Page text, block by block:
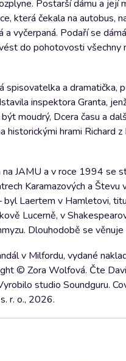
Postarší dámu a její
která čekala na autobus,
a vyčerpaná. Podaří se
do pohotovosti všechny
spisovatelka a
inspektora Granta,
moudrý, Dcera času a
hrami Richard
JAMU a v roce 1994 se
Karamazových a
Laertem v Hamletovi,
Lucerně, v
Dlouhodobě se věnuje
v Milfordu, vydané
© Zora Wolfová. Čte
studio Soundguru.
r. o., 2026.